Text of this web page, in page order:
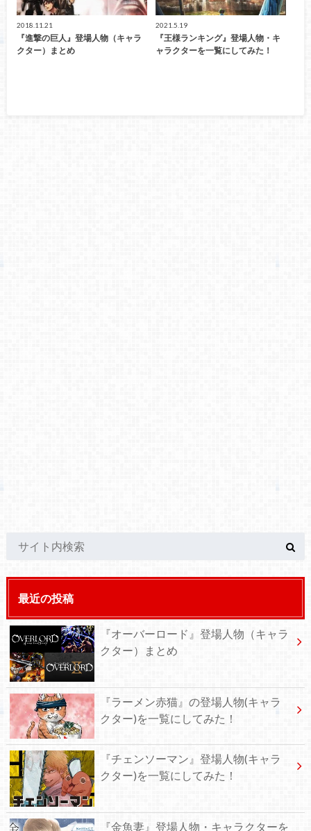
2018.11.21
『進撃の巨人』登場人物（キャラ
クター）まとめ
2021.5.19
『王様ランキング』登場人物・キ
ャラクターを一覧にしてみた！
最近の投稿
『オーバーロード』登場人物（キャラ
クター）まとめ
『ラーメン赤猫』の登場人物(キャラ
クター)を一覧にしてみた！
『チェンソーマン』登場人物(キャラ
クター)を一覧にしてみた！
『金魚妻』登場人物・キャラクターを